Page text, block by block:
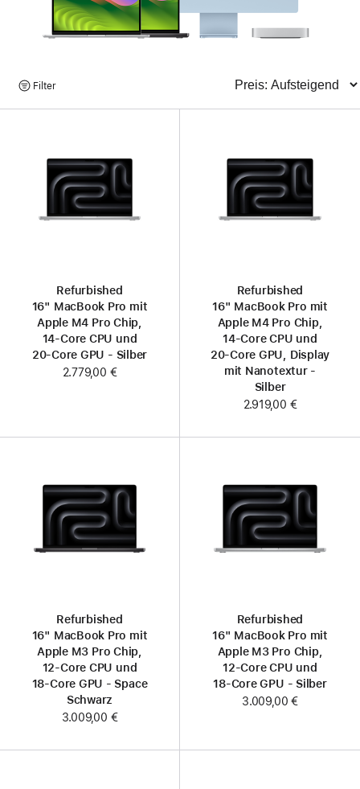
Produkte
suchen
Filter
Refurbished
16" MacBook Pro mit
Apple M4 Pro Chip,
14‑Core CPU und
20‑Core GPU - Silber
2.779,00 €
Refurbished
16" MacBook Pro mit
Apple M4 Pro Chip,
14‑Core CPU und
20‑Core GPU, Display
mit Nanotextur -
Silber
2.919,00 €
Refurbished
16" MacBook Pro mit
Apple M3 Pro Chip,
12‑Core CPU und
18‑Core GPU - Space
Schwarz
3.009,00 €
Refurbished
16" MacBook Pro mit
Apple M3 Pro Chip,
12‑Core CPU und
18‑Core GPU - Silber
3.009,00 €